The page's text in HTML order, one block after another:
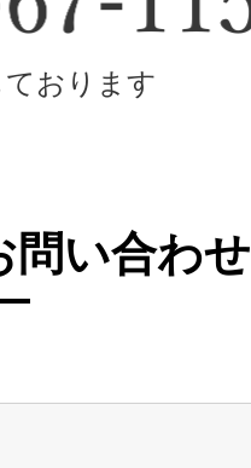
ております
問い合わせ